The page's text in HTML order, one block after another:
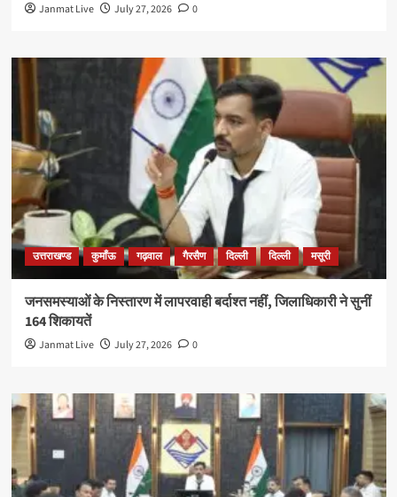
Janmat Live July 27, 2026 0
उत्तराखण्ड कुमाँऊ गढ़वाल गैरसैण दिल्ली दिल्ली मसूरी
जनसमस्याओं के निस्तारण में लापरवाही बर्दाश्त नहीं, जिलाधिकारी ने सुनीं
164 शिकायतें
Janmat Live July 27, 2026 0